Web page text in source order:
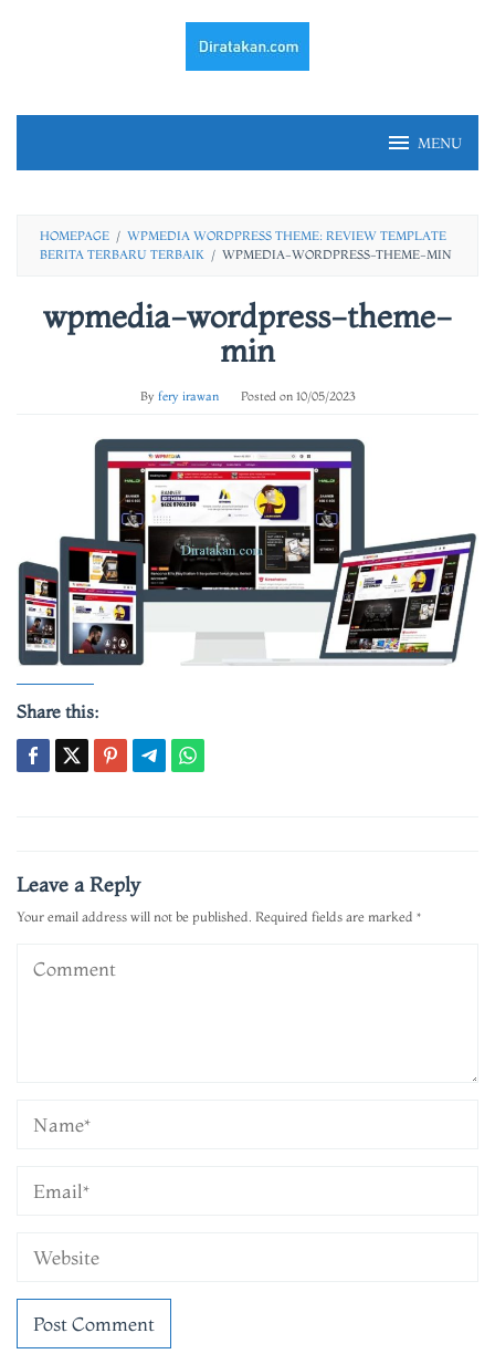
MENU
HOMEPAGE / WPMEDIA WORDPRESS THEME: REVIEW TEMPLATE
BERITA TERBARU TERBAIK / WPMEDIA-WORDPRESS-THEME-MIN
wpmedia-wordpress-theme-
min
By fery irawan Posted on 10/05/2023
Share this:
navigation
Leave a Reply
Your email address will not be published. Required fields are marked *